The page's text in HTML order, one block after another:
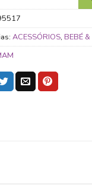
ACESSÓRIOS, BEBÉ